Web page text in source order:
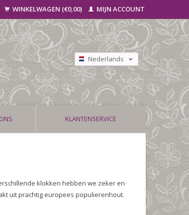
WINKELWAGEN (€0,00) MIJN ACCOUNT
Nederlands
Deutsch
Français
KLANTENSERVICE
klokken hebben we zeker en
uit prachtig europees populierenhout.